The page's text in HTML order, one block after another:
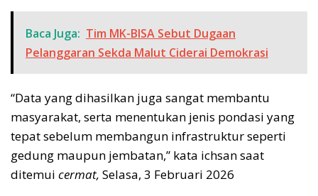
Baca Juga: Tim MK-BISA Sebut Dugaan
Pelanggaran Sekda Malut Ciderai Demokrasi
“Data yang dihasilkan juga sangat membantu
masyarakat, serta menentukan jenis pondasi yang
tepat sebelum membangun infrastruktur seperti
gedung maupun jembatan,” kata ichsan saat
ditemui cermat, Selasa, 3 Februari 2026